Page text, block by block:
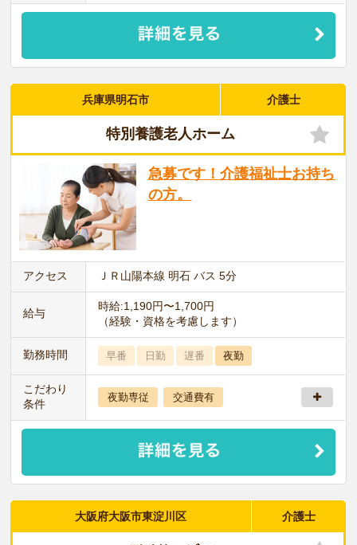
兵庫県明石市 介護士
特別養護老人ホーム
急募です！介護福祉士お持ち
の方。
アクセス ＪＲ山陽本線 明石 バス 5分
給与
時給:1,190円〜1,700円
（経験・資格を考慮します）
勤務時間 早番 日勤 遅番 夜勤
こだわり
条件
夜勤専従 交通費有
大阪府大阪市東淀川区 介護士